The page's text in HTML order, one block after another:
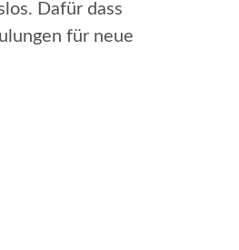
Dafür dass
für neue